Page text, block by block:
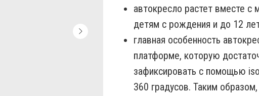
автокресло растет вместе
детям с рождения и до 12
главная особенность
платформе, которую
зафиксировать с помощью
360 градусов. Таким